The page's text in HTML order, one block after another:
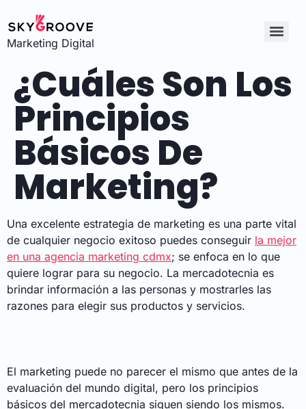
Marketing Digital
¿Cuáles Son Los
Principios
Básicos De
Marketing?
Una excelente estrategia de marketing es una parte vital
de cualquier negocio exitoso puedes conseguir la mejor
en una agencia marketing cdmx; se enfoca en lo que
quiere lograr para su negocio. La mercadotecnia es
brindar información a las personas y mostrarles las
razones para elegir sus productos y servicios.
El marketing puede no parecer el mismo que antes de la
evaluación del mundo digital, pero los principios
básicos del mercadotecnia siguen siendo los mismos.